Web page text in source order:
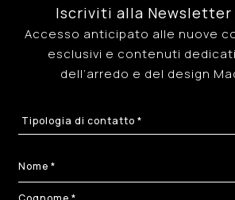
Iscriviti alla Newsletter
Accesso anticipato alle nuove
esclusivi e contenuti
dell’arredo e del design